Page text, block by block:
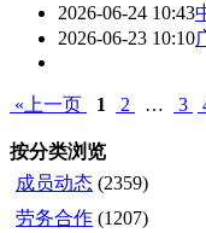
2026-06-24 10:43
2026-06-23 10:10
«上一页 1 2 … 3
按分类浏览
成员动态 (2359)
劳务合作 (1207)